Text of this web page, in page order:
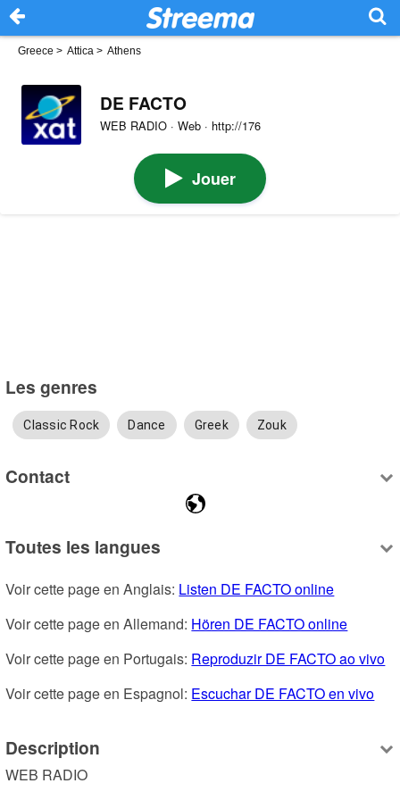
Greece > Attica > Athens
DE FACTO
WEB RADIO · Web · http://176
Jouer
Les genres
Classic Rock Dance Greek Zouk
Contact
Toutes les langues
Voir cette page en Anglais: Listen DE FACTO online
Voir cette page en Allemand: Hören DE FACTO online
Voir cette page en Portugais: Reproduzir DE FACTO ao vivo
Voir cette page en Espagnol: Escuchar DE FACTO en vivo
Description
WEB RADIO